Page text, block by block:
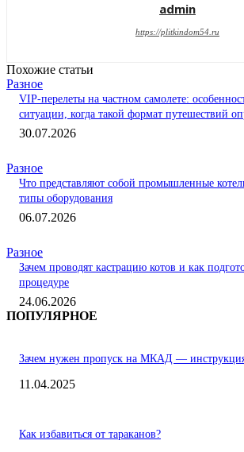
admin
https://plitkindom54.ru
Похожие статьи
Разное
VIP-перелеты на частном самолете:
ситуации, когда такой формат путешествий
30.07.2026
Разное
Что представляют собой промышленные
типы оборудования
06.07.2026
Разное
Зачем проводят кастрацию котов и как
процедуре
24.06.2026
ПОПУЛЯРНОЕ
Зачем нужен пропуск на МКАД —
11.04.2025
Как избавиться от тараканов?